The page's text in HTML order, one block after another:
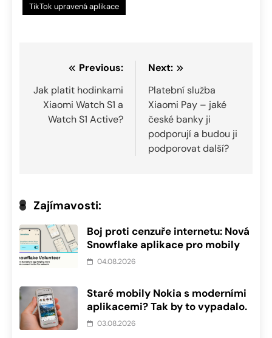
TikTok upravená aplikace
Navigace
pro
příspěvek
Previous:
Jak platit hodinkami
Xiaomi Watch S1 a
Watch S1 Active?
Next:
Platební služba
Xiaomi Pay – jaké
české banky ji
podporují a budou ji
podporovat další?
Zajímavosti:
Boj proti cenzuře internetu: Nová
Snowflake aplikace pro mobily
04.08.2026
Staré mobily Nokia s moderními
aplikacemi? Tak by to vypadalo.
03.08.2026